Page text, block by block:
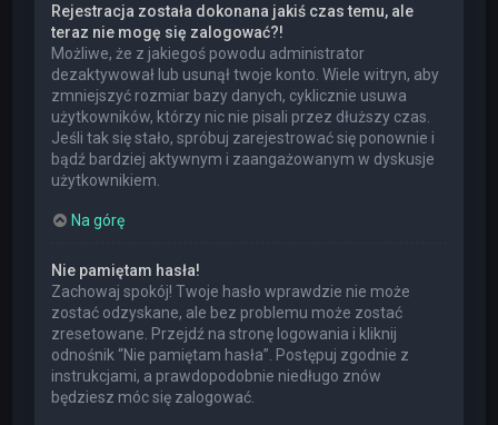
Rejestracja została dokonana jakiś czas temu, ale
teraz nie mogę się zalogować?!
Możliwe, że z jakiegoś powodu administrator
dezaktywował lub usunął twoje konto. Wiele witryn, aby
zmniejszyć rozmiar bazy danych, cyklicznie usuwa
użytkowników, którzy nic nie pisali przez dłuższy czas.
Jeśli tak się stało, spróbuj zarejestrować się ponownie i
bądź bardziej aktywnym i zaangażowanym w dyskusje
użytkownikiem.
Na górę
Nie pamiętam hasła!
Zachowaj spokój! Twoje hasło wprawdzie nie może
zostać odzyskane, ale bez problemu może zostać
zresetowane. Przejdź na stronę logowania i kliknij
odnośnik “Nie pamiętam hasła”. Postępuj zgodnie z
instrukcjami, a prawdopodobnie niedługo znów
będziesz móc się zalogować.